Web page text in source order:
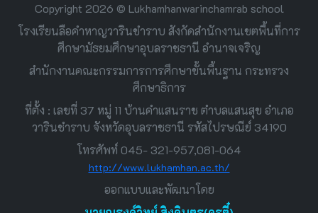
Copyright 2026 © Lukhamhanwarinchamrab school
โรงเรียนลือคำหาญวารินชำราบ สังกัดสำนักงานเขตพื้นที่การ
ศึกษามัธยมศึกษาอุบลราชธานี อำนาจเจริญ
สำนักงานคณะกรรมการการศึกษาขั้นพื้นฐาน กระทรวง
ศึกษาธิการ
ที่ตั้ง : เลขที่ 37 หมู่ 11 บ้านคำแสนราช ตำบลแสนสุข อำเภอ
วารินชำราบ จังหวัดอุบลราชธานี รหัสไปรษณีย์ 34190
โทรศัพท์ 045- 321-957,081-064
http://www.lukhamhan.ac.th/
ออกแบบและพัฒนาโดย